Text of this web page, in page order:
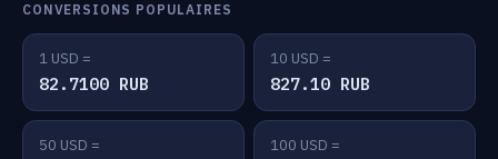
CONVERSIONS POPULAIRES
1 USD =
82.7100 RUB
10 USD =
827.10 RUB
50 USD = 100 USD =